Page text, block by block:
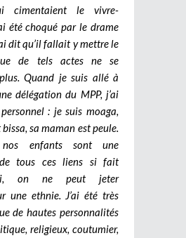
cimentaient le vivre-
été choqué par le drame
dit qu’il fallait y mettre le
de tels actes ne se
Quand je suis allé à
délégation du MPP, j’ai
: je suis moaga,
sa maman est peule.
nos enfants sont une
tous ces liens si fait
on ne peut jeter
une ethnie. J’ai été très
de hautes personnalités
religieux, coutumier,